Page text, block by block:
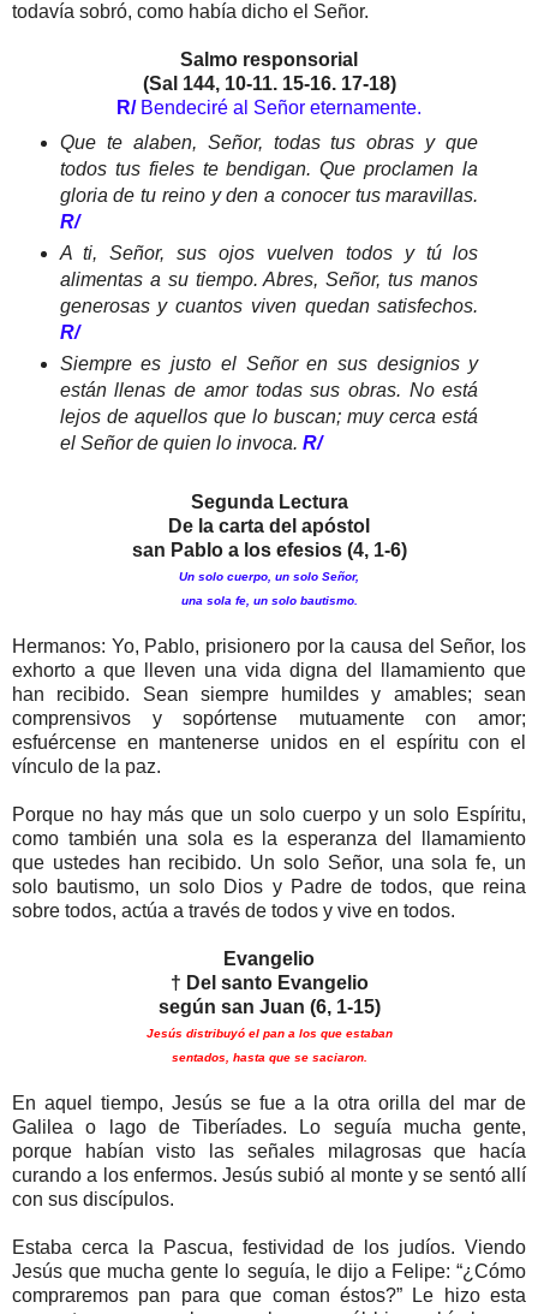
todavía sobró, como había dicho el Señor.
Salmo responsorial
(Sal 144, 10-11. 15-16. 17-18)
R/Bendeciré al Señor eternamente.
Que te alaben, Señor, todas tus obras y que
todos tus fieles te bendigan. Que proclamen la
gloria de tu reino y den a conocer tus maravillas.
R/
A ti, Señor, sus ojos vuelven todos y tú los
alimentas a su tiempo. Abres, Señor, tus manos
generosas y cuantos viven quedan satisfechos.
R/
Siempre es justo el Señor en sus designios y
están llenas de amor todas sus obras. No está
lejos de aquellos que lo buscan; muy cerca está
el Señor de quien lo invoca. R/
Segunda Lectura
De la carta del apóstol
san Pablo a los efesios (4, 1-6)
Un solo cuerpo, un solo Señor,
una sola fe, un solo bautismo.
Hermanos: Yo, Pablo, prisionero por la causa del Señor, los
exhorto a que lleven una vida digna del llamamiento que
han recibido. Sean siempre humildes y amables; sean
comprensivos y sopórtense mutuamente con amor;
esfuércense en mantenerse unidos en el espíritu con el
vínculo de la paz.
Porque no hay más que un solo cuerpo y un solo Espíritu,
como también una sola es la esperanza del llamamiento
que ustedes han recibido. Un solo Señor, una sola fe, un
solo bautismo, un solo Dios y Padre de todos, que reina
sobre todos, actúa a través de todos y vive en todos.
Evangelio
† Del santo Evangelio
según san Juan (6, 1-15)
Jesús distribuyó el pan a los que estaban
sentados, hasta que se saciaron.
En aquel tiempo, Jesús se fue a la otra orilla del mar de
Galilea o lago de Tiberíades. Lo seguía mucha gente,
porque habían visto las señales milagrosas que hacía
curando a los enfermos. Jesús subió al monte y se sentó allí
con sus discípulos.
Estaba cerca la Pascua, festividad de los judíos. Viendo
Jesús que mucha gente lo seguía, le dijo a Felipe: “¿Cómo
compraremos pan para que coman éstos?” Le hizo esta